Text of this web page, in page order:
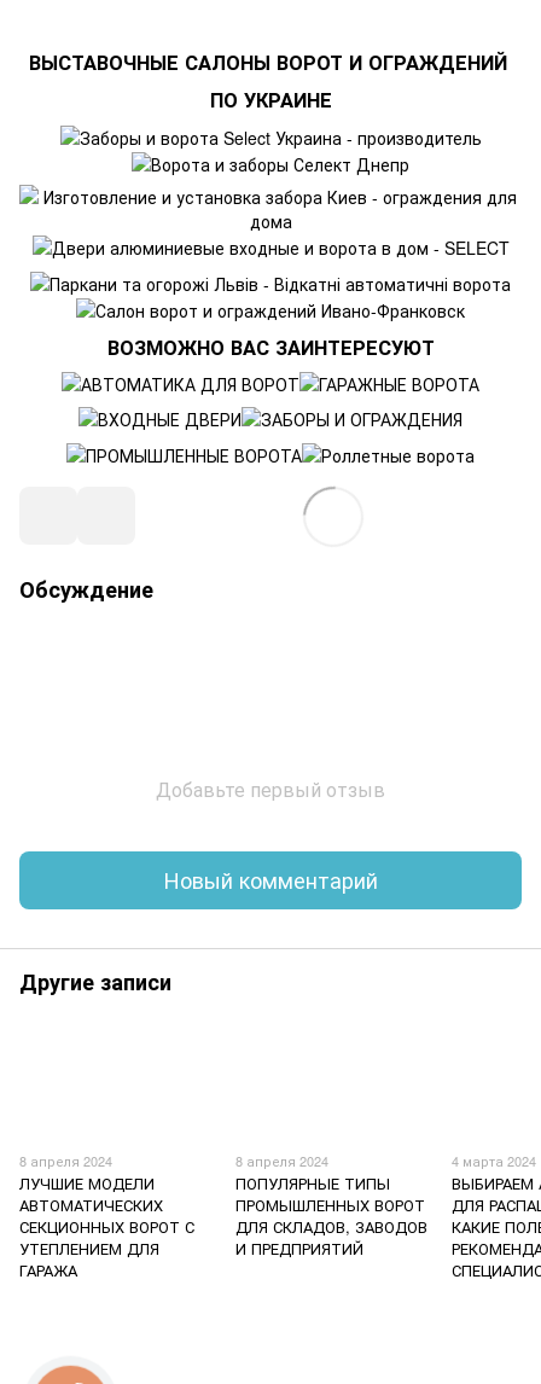
ВЫСТАВОЧНЫЕ САЛОНЫ ВОРОТ И ОГРАЖДЕНИЙ
ПО УКРАИНЕ
ВОЗМОЖНО ВАС ЗАИНТЕРЕСУЮТ
Обсуждение
Добавьте первый отзыв
Новый комментарий
Другие записи
8 апреля 2024
ЛУЧШИЕ МОДЕЛИ
АВТОМАТИЧЕСКИХ
СЕКЦИОННЫХ ВОРОТ С
УТЕПЛЕНИЕМ ДЛЯ
ГАРАЖА
8 апреля 2024
ПОПУЛЯРНЫЕ ТИПЫ
ПРОМЫШЛЕННЫХ ВОРОТ
ДЛЯ СКЛАДОВ, ЗАВОДОВ
И ПРЕДПРИЯТИЙ
4 марта 2024
ВЫБИРАЕМ
ДЛЯ
КАКИЕ